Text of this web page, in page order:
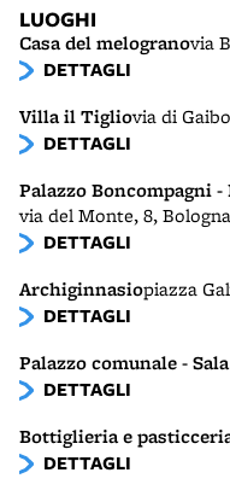
LUOGHI
Casa del melogranovia
DETTAGLI
Villa il Tigliovia di
DETTAGLI
Palazzo Boncompagni
via del Monte, 8, Bologna
DETTAGLI
Archiginnasiopiazza
DETTAGLI
Palazzo comunale -
DETTAGLI
Bottiglieria e
DETTAGLI